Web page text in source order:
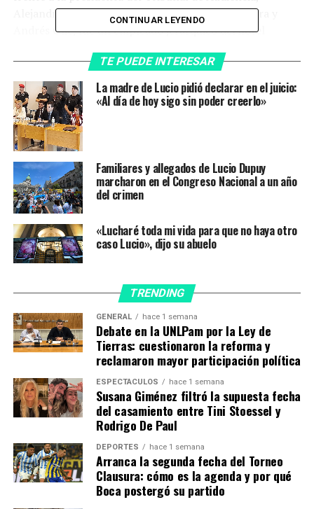
Alejandra Ongaro, y los jueces Daniel Sáez Zamora y
Andrés Olié, fue un empleado jerárquico del hotel
de Espósito Valenti aquella noche, ya que ella trabajaba
allí como camarera desde hacía algo más de tres meses.
Después llegó la declaración más extensa de la jornada.
Fue la de una compañera con la que la acusada tenía
una relación extralaboral ya que compartían otras
actividades y hasta se visitaban en sus domicilios. Todas
las partes le hicieron preguntas –comenzando por la
fiscalía– sobre qué temas personales e íntimos hablaba
con la imputada, cómo conoció a Páez y a Lucio, cómo
era la relación entre las acusadas, qué sabía del padre de
la víctima, etc.
Ambas ofrecieron detalles de diálogos que mantuvieron
con Espósito Valenti acerca de cuestiones
personalísimas.
Los últimos dos testigos fueron un encargado de
seguridad del hotel y otra camarera. El hombre, que
recibió a Páez cuando llegó en moto al hotel a buscar a
Espósito Valenti, precisó qué le dijo la acusada en ese
momento y porqué había ido a buscar a su pareja. Luego
la mujer comentó qué le expresó Espósito Valenti sobre
Lucio durante una charla.
a tercera semana de juicio concluirá mañana, desde las
CONTINUAR LEYENDO
TE PUEDE INTERESAR
La madre de Lucio pidió declarar en el juicio:
«Al día de hoy sigo sin poder creerlo»
Familiares y allegados de Lucio Dupuy
marcharon en el Congreso Nacional a un año
del crimen
«Lucharé toda mi vida para que no haya otro
caso Lucio», dijo su abuelo
TRENDING
GENERAL hace 1 semana
Debate en la UNLPam por la Ley de
Tierras: cuestionaron la reforma y
reclamaron mayor participación política
ESPECTÁCULOS hace 1 semana
Susana Giménez filtró la supuesta fecha
del casamiento entre Tini Stoessel y
Rodrigo De Paul
DEPORTES hace 1 semana
Arranca la segunda fecha del Torneo
Clausura: cómo es la agenda y por qué
Boca postergó su partido